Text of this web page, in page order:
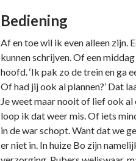
Bediening
Af en toe wil ik even alleen zijn.
kunnen schrijven. Of een
hoofd. ‘Ik pak zo de trein en ga
Of had jij ook al plannen?’ Dat
Je weet maar nooit of lief ook al
loop ik dat weer mis. Of iets
in de war schopt. Want dat we
er niet in. In huize Bo zijn